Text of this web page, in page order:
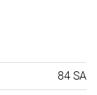
84 SA